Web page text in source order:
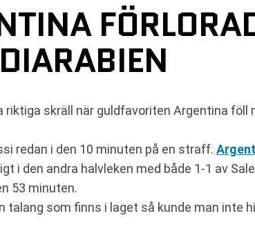
riktiga skräll när guldfavoriten Argentina föll
redan i den 10 minuten på en straff.
den andra halvleken med både 1-1 av
53 minuten.
som finns i laget så kunde man inte